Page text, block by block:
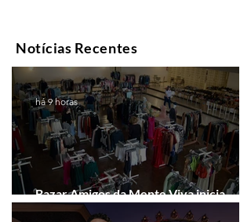
Notícias Recentes
Bazar Amigos da Mente Viva inicia
arrecadação em Gramado e Canela
há 9 horas